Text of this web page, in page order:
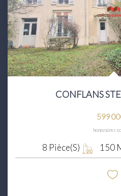
CONFLANS
599
honoraires
8 Pièce(s) 150